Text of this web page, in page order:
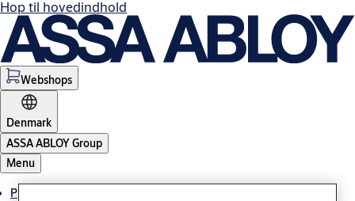
Hop til hovedindhold
Webshops
Denmark
ASSA ABLOY Group
Menu
Produkter og løsninger